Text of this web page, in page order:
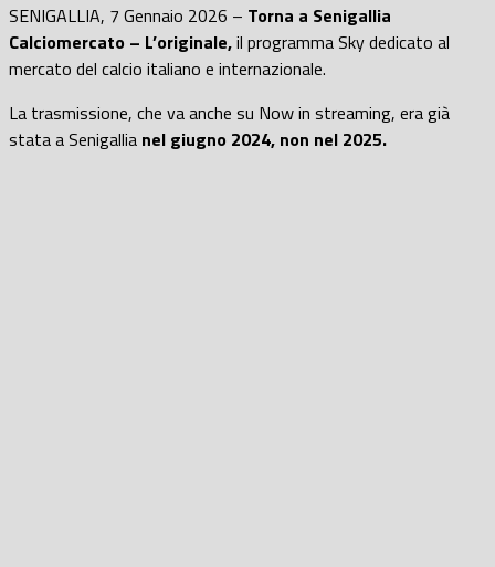
SENIGALLIA, 7 Gennaio 2026 – Torna a Senigallia
Calciomercato – L’originale,il programma Sky dedicato al
mercato del calcio italiano e internazionale.
La trasmissione, che va anche su Now in streaming, era già
stata a Senigallia nel giugno 2024, non nel 2025.